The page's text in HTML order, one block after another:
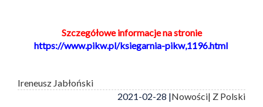
Szczegółowe informacje na stronie
https://www.pikw.pl/ksiegarnia-pikw,1196.html
Ireneusz Jabłoński
2021-02-28 |Nowości| Z Polski